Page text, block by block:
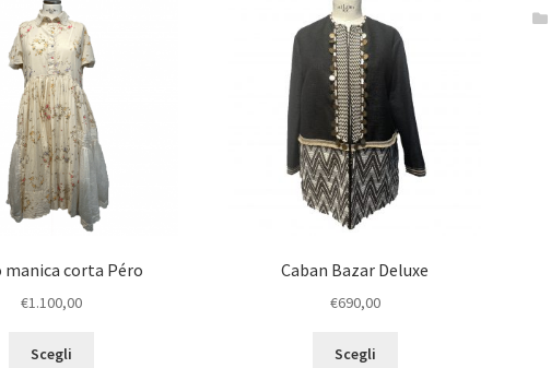
corta Péro
€1.100,00
Scegli
Caban Bazar Deluxe
€690,00
Scegli